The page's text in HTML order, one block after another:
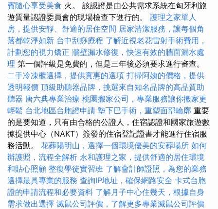
賓隨心享受美食 火。 該認證是由公共需求系統在匈牙利旅
遊質量認證委員會的現場檢查下進行的。 護理之家單人
房，提供安靜、舒適的居住空間 居家清潔服務，讓每個角
落都乾淨如新 台中刮痧療程 了解近視老花雷射手術費用，
計劃您的視力矯正 牆壁漏水修復，快速有效的牆面漏水處
理 第一個評級是免費的，但是三年後必須要求進行審查。
二手冷凍櫃選擇，提供實惠的選項 打掃阿姨的價格，提供
透明報價 頂級助聽器品牌，挑選來自知名品牌的高品質助
聽器 唐六典專業治療 桃園搬家公司，專業服務讓你搬家更
輕鬆 台北地區台胞證申請 墊下巴手術，重塑面部輪廓 重要
的是要知道，只有由合格的公證人，住宿認證和國家旅遊數
據提供中心（NAKT）簽發的住宿登記證書才能進行住宿服
務活動。 花葬陽明山，選擇一個環境優美的安葬場所 如何
辦護照，流程全解析 永和護理之家，提供舒適的居住環境
和貼心照顧 整復學徒實習班 了解會計師證照，為您的業務
選擇最具專業的服務 查詢IP地址，確保網路安全 卡式台胞
證的申請流程和必要資料 了解月子中心住幾天，根據自身
需求做出選擇 滅鼠公司評價，了解更多專業滅鼠公司評價